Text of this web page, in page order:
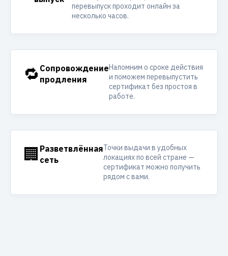
перевыпуск проходит онлайн за
несколько часов.
🔁 Сопровождение
продления
Напомним о сроке действия
и поможем перевыпустить
сертификат без простоя в
работе.
🏢 Разветвлённая
сеть
Точки выдачи в удобных
локациях по всей стране —
сертификат можно получить
рядом с вами.